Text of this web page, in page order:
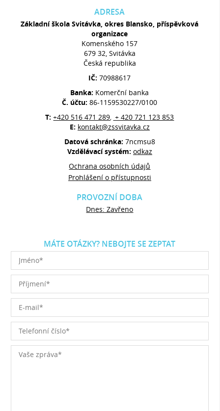
ADRESA
Základní škola Svitávka, okres Blansko, příspěvková
organizace
Komenského 157
679 32, Svitávka
Česká republika
IČ:70988617
Banka: Komerční banka
Č. účtu:86-1159530227/0100
T:+420 516 471 289, + 420 721 123 853
E: kontakt@zssvitavka.cz
Datová schránka: 7ncmsu8
Vzdělávací systém: odkaz
Ochrana osobních údajů
Prohlášení o přístupnosti
PROVOZNÍ DOBA
Dnes: Zavřeno
MÁTE OTÁZKY? NEBOJTE SE ZEPTAT